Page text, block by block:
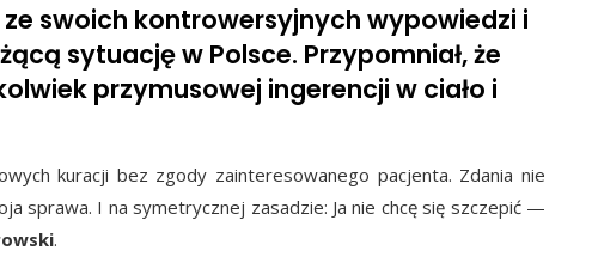
swoich kontrowersyjnych wypowiedzi i
sytuację w Polsce. Przypomniał, że
przymusowej ingerencji w ciało i
kuracji bez zgody zainteresowanego pacjenta. Zdania nie
sprawa. I na symetrycznej zasadzie: Ja nie chcę się szczepić —
.